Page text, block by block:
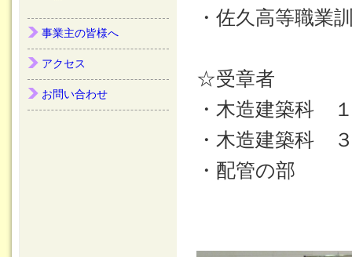
事業主の皆様へ
アクセス
お問い合わせ
・佐久高等職業
☆受章者
・木造建築科
・木造建築科
・配管の